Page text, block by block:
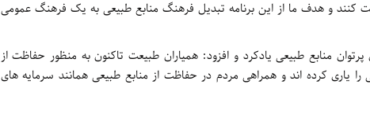
کنند و هدف ما از این برنامه تبدیل فرهنگ منابع طبیعی به یک فرهنگ عمومی
پرتوان منابع طبیعی یادکرد و افزود: همیاران طبیعت تاکنون به منظور حفاظت از
را یاری کرده اند و همراهی مردم در حفاظت از منابع طبیعی همانند سرمایه های